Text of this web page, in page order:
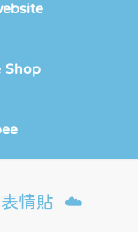
Shop
情貼  ☁️